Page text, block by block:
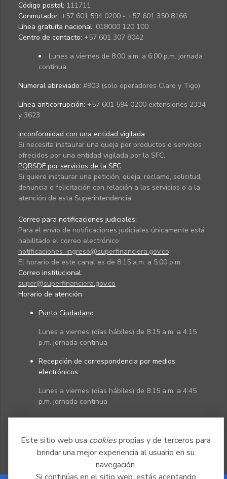
Este sitio web usa cookiespropias y de terceros para
brindar una mejor experiencia al usuario en su
navegación.
Código postal: 111711
Conmutador: +57 601 594 0200 - +57 601 350 8166
Línea gratuita nacional: 018000 120 100
Centro de contacto: +57 601 307 8042
Lunes a viernes de 8:00 a.m. a 6:00 p.m. jornada
continua.
Numeral abreviado: #903 (solo operadores Claro y Tigo)
Línea anticorrupción: +57 601 594 0200 extensiones 2334
y 3623
Inconformidad con una entidad vigilada:
Si necesita instaurar una queja por productos o servicios
ofrecidos por una entidad vigilada por la SFC.
PQRSDF por servicios de la SFC:
Si quiere instaurar una petición, queja, reclamo, solicitud,
denuncia o felicitación con relación a los servicios o a la
atención de esta Superintendencia.
Correo para notificaciones judiciales:
Para el envío de notificaciones judiciales únicamente está
habilitado el correo electrónico
notificaciones_ingreso@superfinanciera.gov.co
El horario de este canal es de 8:15 a.m. a 5:00 p.m.
Correo institucional:
super@superfinanciera.gov.co
Horario de atención
Punto Ciudadano:
Lunes a viernes (días hábiles) de 8:15 a.m. a 4:15
p.m. jornada continua
Recepción de correspondencia por medios
electrónicos:
Lunes a viernes (días hábiles) de 8:15 a.m. a 4:45
p.m. jornada continua